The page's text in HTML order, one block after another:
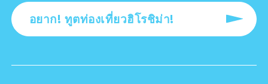
อยาก! ทูตท่องเที่ยวฮิโรชิม่า!